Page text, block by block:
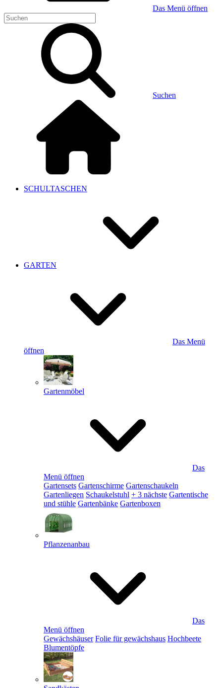
Das Menü öffnen
Suchen
SCHULTASCHEN
GARTEN
Das Menü
öffnen
Gartenmöbel
Das
Menü öffnen
Gartensets Gartenschirme Gartenschaukeln
Gartenliegen Schaukelstuhl + 3 nächste Gartentische
und stühle Gartenbänke Gartenboxen
Pflanzenanbau
Das
Menü öffnen
Gewächshäuser Folie für gewächshaus Hochbeete
Blumentöpfe